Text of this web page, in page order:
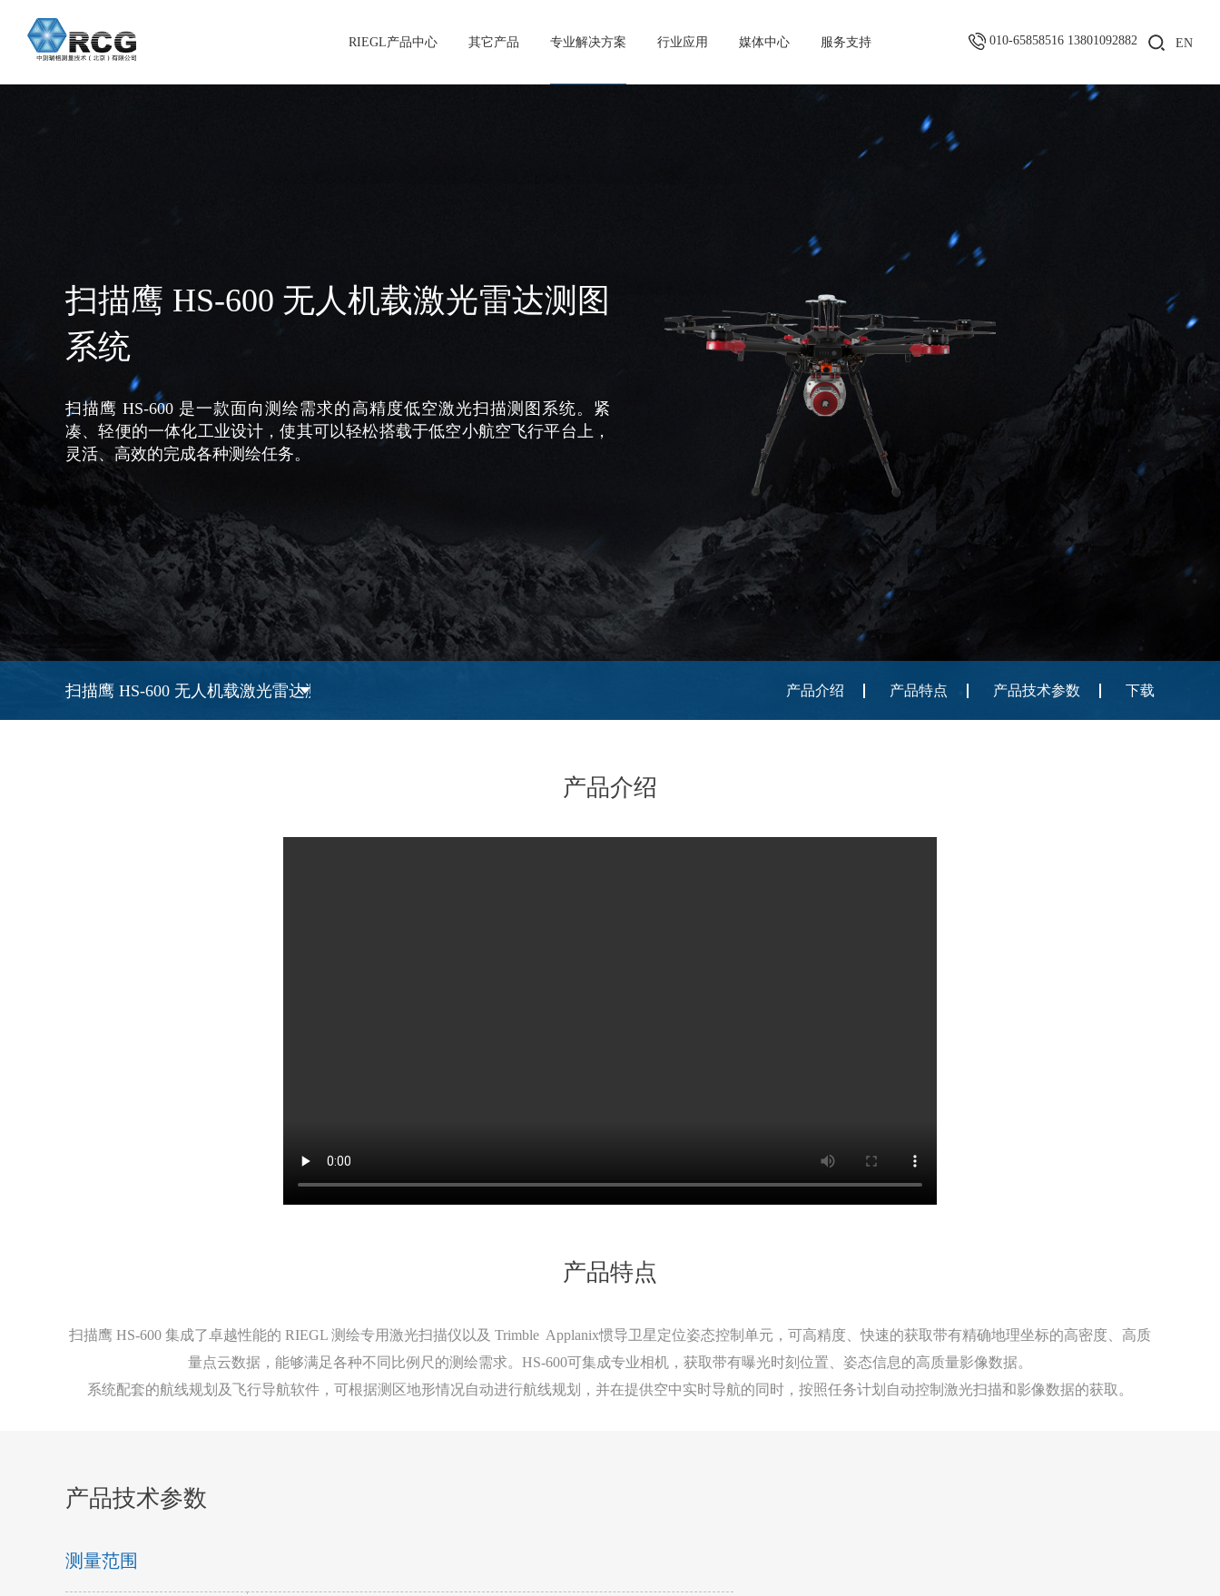
RIEGL产品中心 其它产品 专业解决方案 行业应用 媒体中心 服务支持 EN
010-65858516 13801092882
扫描鹰 HS-600 无人机载激光雷达测图
系统
扫描鹰 HS-600 是一款面向测绘需求的高精度低空激光扫描测图系统。紧
凑、轻便的一体化工业设计，使其可以轻松搭载于低空小航空飞行平台上，
灵活、高效的完成各种测绘任务。
扫描鹰 HS-600 无人机载激光雷达测图系统 产品介绍 产品特点 产品技术参数 下载
产品介绍
产品特点
扫描鹰 HS-600 集成了卓越性能的 RIEGL 测绘专用激光扫描仪以及 Trimble Applanix惯导卫星定位姿态控制单元，可高精度、快速的获取带有精确地理坐标的高密度、高质
量点云数据，能够满足各种不同比例尺的测绘需求。HS-600可集成专业相机，获取带有曝光时刻位置、姿态信息的高质量影像数据。
系统配套的航线规划及飞行导航软件，可根据测区地形情况自动进行航线规划，并在提供空中实时导航的同时，按照任务计划自动控制激光扫描和影像数据的获取。
产品技术参数
测量范围